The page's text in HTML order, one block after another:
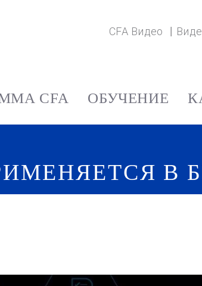
CFA Видео
CFA ОБУЧЕНИЕ
В